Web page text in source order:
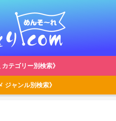
カテゴリー別検索》
ジャンル別検索》